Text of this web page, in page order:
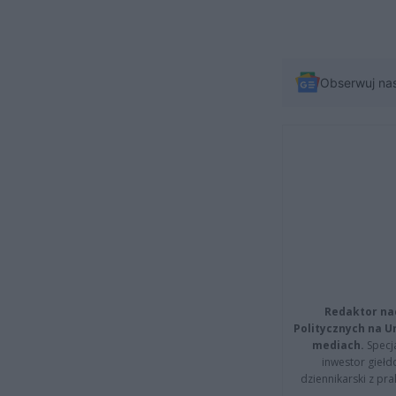
Obserwuj
Redaktor
Politycznych na
mediach.
inwestor
dziennikarski z